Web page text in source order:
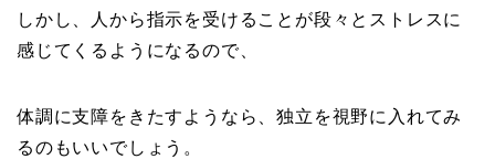
しかし、人から指示を受けることが段々とストレスに
感じてくるようになるので、
体調に支障をきたすようなら、独立を視野に入れてみ
るのもいいでしょう。